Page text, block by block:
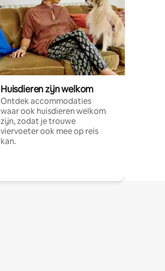
Huisdieren zijn welkom
Ontdek accommodaties
waar ook huisdieren welkom
zijn, zodat je trouwe
viervoeter ook mee op reis
kan.